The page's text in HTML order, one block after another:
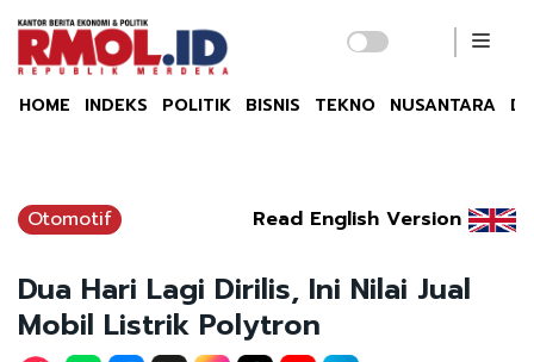
HOME INDEKS POLITIK BISNIS TEKNO NUSANTARA
Otomotif Read English Version
Dua Hari Lagi Dirilis, Ini Nilai Jual
Mobil Listrik Polytron